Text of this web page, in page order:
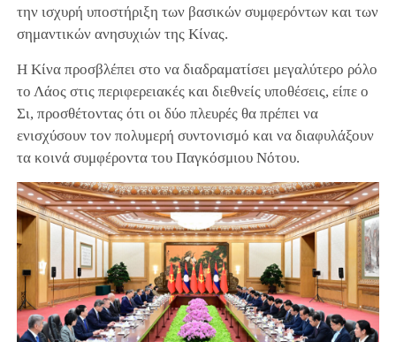
την ισχυρή υποστήριξη των βασικών συμφερόντων και των
σημαντικών ανησυχιών της Κίνας.
Η Κίνα προσβλέπει στο να διαδραματίσει μεγαλύτερο ρόλο
το Λάος στις περιφερειακές και διεθνείς υποθέσεις, είπε ο
Σι, προσθέτοντας ότι οι δύο πλευρές θα πρέπει να
ενισχύσουν τον πολυμερή συντονισμό και να διαφυλάξουν
τα κοινά συμφέροντα του Παγκόσμιου Νότου.